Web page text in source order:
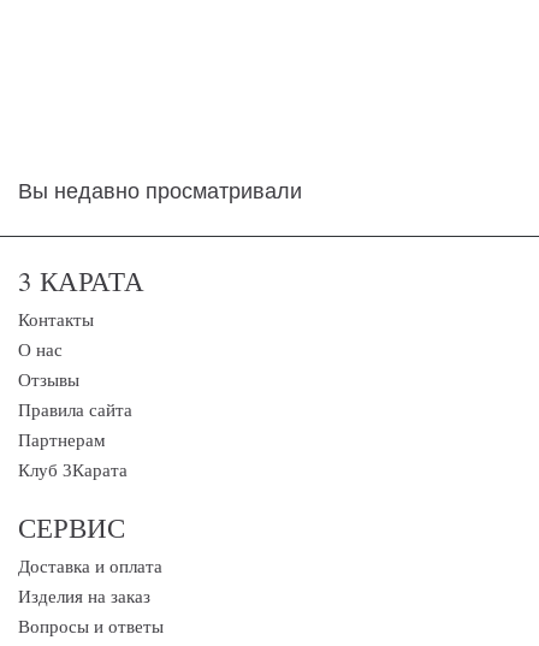
Вы недавно просматривали
3 КАРАТА
Контакты
О нас
Отзывы
Правила сайта
Партнерам
Клуб 3Карата
СЕРВИС
Доставка и оплата
Изделия на заказ
Вопросы и ответы